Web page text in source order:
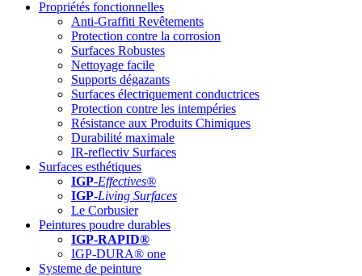
Propriétés fonctionnelles
Anti-Graffiti Revêtements
Protection contre la corrosion
Surfaces Robustes
Nettoyage facile
Supports dégazants
Surfaces électriquement conductrices
Protection contre les intempéries
Résistance aux Produits Chimiques
Durabilité maximale
IR-reflectiv Surfaces
Surfaces esthétiques
IGP-Effectives®
IGP-Living Surfaces
Le Corbusier
Peintures poudre durables
IGP-RAPID®
IGP-DURA® one
Systeme de peinture